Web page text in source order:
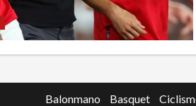
Balonmano Basquet